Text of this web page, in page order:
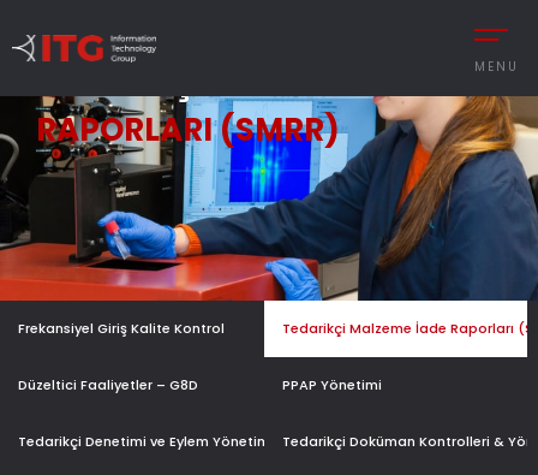
MENU
MANAGEMENT
AUTOMOTIVE
MANUFACTURING
DEFENCE &
RETAIL
RAPORLARI (SMRR)
Frekansiyel Giriş Kalite Kontrol Tedarikçi Malzeme İade Raporları
Düzeltici Faaliyetler – G8D PPAP Yönetimi
Tedarikçi Denetimi ve Eylem Yönetimi Tedarikçi Doküman Kontrolleri &